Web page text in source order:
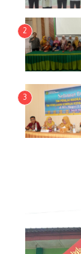
2
3